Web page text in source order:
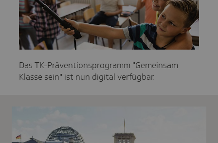
Das TK-Präventionsprogramm "Gemeinsam
Klasse sein" ist nun digital verfügbar.